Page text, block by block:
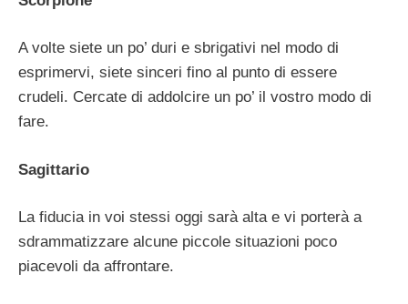
A volte siete un po’ duri e sbrigativi nel modo di
esprimervi, siete sinceri fino al punto di essere
crudeli. Cercate di addolcire un po’ il vostro modo di
fare.
Sagittario
La fiducia in voi stessi oggi sarà alta e vi porterà a
sdrammatizzare alcune piccole situazioni poco
piacevoli da affrontare.